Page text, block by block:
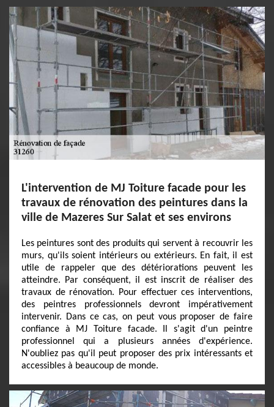
L'intervention de MJ Toiture facade pour les
travaux de rénovation des peintures dans la
ville de Mazeres Sur Salat et ses environs
Les peintures sont des produits qui servent à recouvrir les
murs, qu'ils soient intérieurs ou extérieurs. En fait, il est
utile de rappeler que des détériorations peuvent les
atteindre. Par conséquent, il est inscrit de réaliser des
travaux de rénovation. Pour effectuer ces interventions,
des peintres professionnels devront impérativement
intervenir. Dans ce cas, on peut vous proposer de faire
confiance à MJ Toiture facade. Il s'agit d'un peintre
professionnel qui a plusieurs années d'expérience.
N'oubliez pas qu'il peut proposer des prix intéressants et
accessibles à beaucoup de monde.